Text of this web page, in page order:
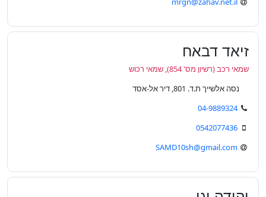
זיאד דבאח
שמאי רכב (רשיון מס' 854), שמאי רכוש
נסה אלשייך ת.ד. 801, דיר אל-אסד
04-9889324
0542077436
SAMD10sh@gmail.com